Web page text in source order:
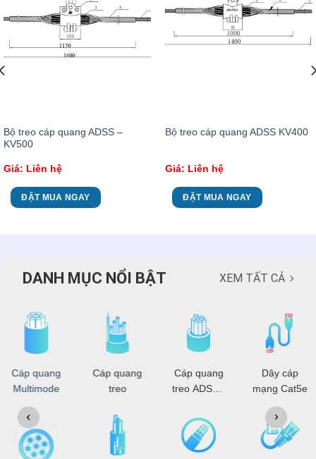
Bộ treo cáp quang ADSS –
KV500
Giá: Liên hệ
ĐẶT MUA NGAY
Bộ treo cáp quang ADSS KV400
Giá: Liên hệ
ĐẶT MUA NGAY
DANH MỤC NỔI BẬT XEM TẤT CẢ
Cáp quang
Multimode
Cáp quang
treo
Cáp quang
treo ADSS -
Dây cáp
mạng Cat5e